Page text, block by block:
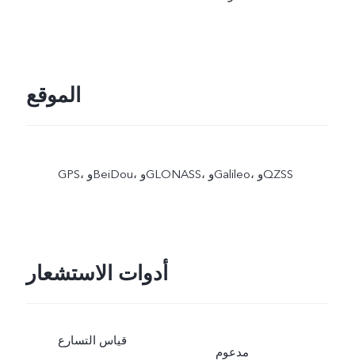
الموقع
GPS، وBeiDou، وGLONASS، وGalileo، وQZSS
أدوات الاستشعار
قياس التسارع
مدعوم